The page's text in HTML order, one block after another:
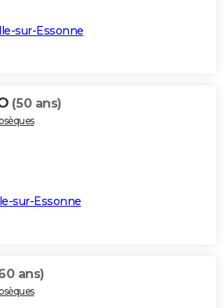
sur-Essonne
(50 ans)
sur-Essonne
ans)